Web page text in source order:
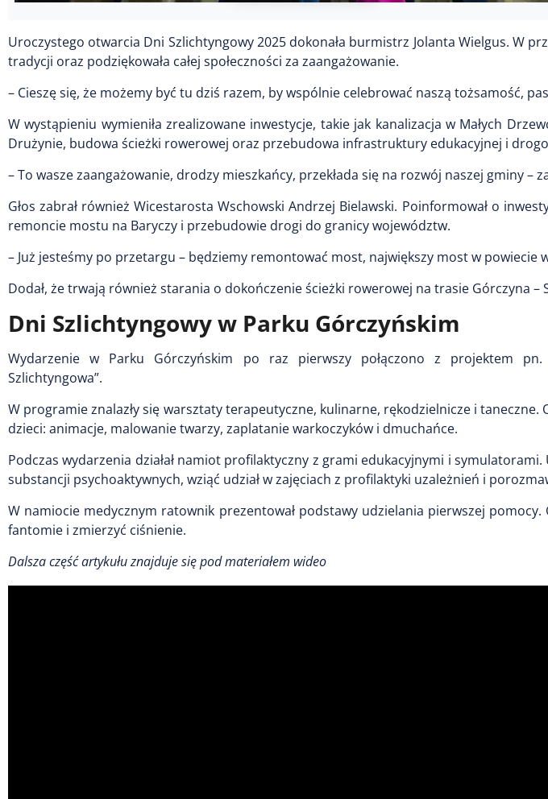
Uroczystego otwarcia Dni Szlichtyngowy 2025 dokonała burmistrz Jolanta Wielgus. W
tradycji oraz podziękowała całej społeczności za zaangażowanie.
– Cieszę się, że możemy być tu dziś razem, by wspólnie celebrować naszą tożsamość,
W wystąpieniu wymieniła zrealizowane inwestycje, takie jak kanalizacja w Małych
Drużynie, budowa ścieżki rowerowej oraz przebudowa infrastruktury edukacyjnej i
– To wasze zaangażowanie, drodzy mieszkańcy, przekłada się na rozwój naszej gminy –
Głos zabrał również Wicestarosta Wschowski Andrzej Bielawski. Poinformował o
remoncie mostu na Baryczy i przebudowie drogi do granicy województw.
– Już jesteśmy po przetargu – będziemy remontować most, największy most w powiecie
Dodał, że trwają również starania o dokończenie ścieżki rowerowej na trasie Górczyna –
Dni Szlichtyngowy w Parku Górczyńskim
Wydarzenie w Parku Górczyńskim po raz pierwszy połączono z projektem pn.
Szlichtyngowa”.
W programie znalazły się warsztaty terapeutyczne, kulinarne, rękodzielnicze i
dzieci: animacje, malowanie twarzy, zaplatanie warkoczyków i dmuchańce.
Podczas wydarzenia działał namiot profilaktyczny z grami edukacyjnymi i
substancji psychoaktywnych, wziąć udział w zajęciach z profilaktyki uzależnień i
W namiocie medycznym ratownik prezentował podstawy udzielania pierwszej
fantomie i zmierzyć ciśnienie.
Dalsza część artykułu znajduje się pod materiałem wideo